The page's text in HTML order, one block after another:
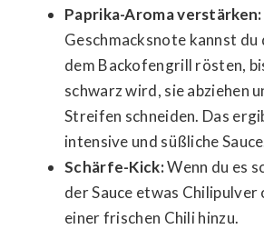
Paprika-Aroma verstärken:
Geschmacksnote kannst
dem Backofengrill rösten,
schwarz wird, sie abziehen
Streifen schneiden. Das
intensive und süßliche
Schärfe-Kick:Wenn du es
der Sauce etwas Chilipulver
einer frischen Chili hinzu.